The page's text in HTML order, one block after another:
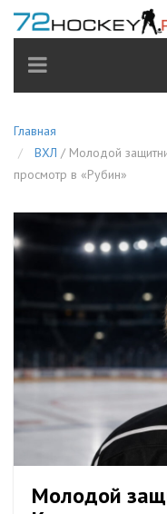
TOGGLE
NAVIGATION
Главная
ВХЛ / Молодой
просмотр в «Рубин»
Молодой